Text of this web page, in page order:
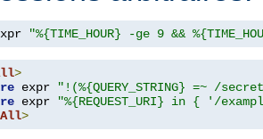
"%{TIME_HOUR} -ge 9 &&
>
expr
"!(%{QUERY_STRING} =~ /
expr
"%{REQUEST_URI} in { '/
>